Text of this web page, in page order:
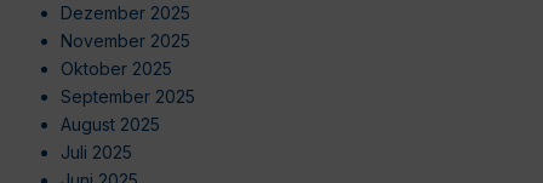
Dezember 2025
November 2025
Oktober 2025
September 2025
August 2025
Juli 2025